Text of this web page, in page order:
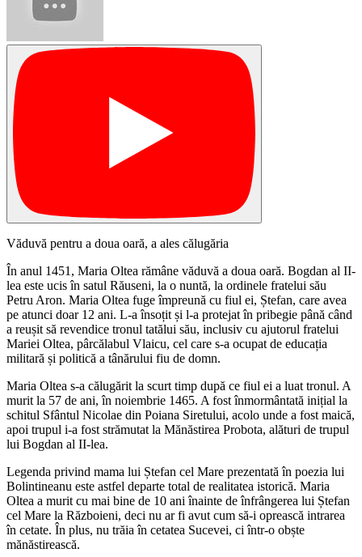
Văduvă pentru a doua oară, a ales călugăria
În anul 1451, Maria Oltea rămâne văduvă a doua oară. Bogdan al II-
lea este ucis în satul Răuseni, la o nuntă, la ordinele fratelui său
Petru Aron. Maria Oltea fuge împreună cu fiul ei, Ștefan, care avea
pe atunci doar 12 ani. L-a însoțit și l-a protejat în pribegie până când
a reușit să revendice tronul tatălui său, inclusiv cu ajutorul fratelui
Mariei Oltea, pârcălabul Vlaicu, cel care s-a ocupat de educația
militară și politică a tânărului fiu de domn.
Maria Oltea s-a călugărit la scurt timp după ce fiul ei a luat tronul. A
murit la 57 de ani, în noiembrie 1465. A fost înmormântată inițial la
schitul Sfântul Nicolae din Poiana Siretului, acolo unde a fost maică,
apoi trupul i-a fost strămutat la Mănăstirea Probota, alături de trupul
lui Bogdan al II-lea.
Legenda privind mama lui Ștefan cel Mare prezentată în poezia lui
Bolintineanu este astfel departe total de realitatea istorică. Maria
Oltea a murit cu mai bine de 10 ani înainte de înfrângerea lui Ștefan
cel Mare la Războieni, deci nu ar fi avut cum să-i oprească intrarea
în cetate. În plus, nu trăia în cetatea Sucevei, ci într-o obște
mănăstirească.